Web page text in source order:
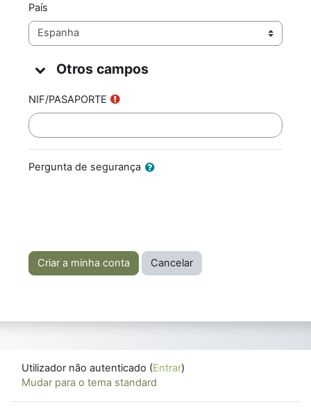
País
Otros campos
Otros campos
Otros campos
NIF/PASAPORTE
Pergunta de segurança
Utilizador não autenticado (Entrar)
Mudar para o tema standard